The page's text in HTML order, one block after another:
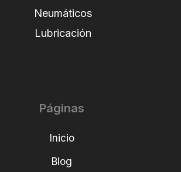
Neumáticos
Lubricación
Páginas
Inicio
Blog